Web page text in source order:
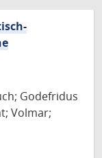
Godefridus
Volmar;